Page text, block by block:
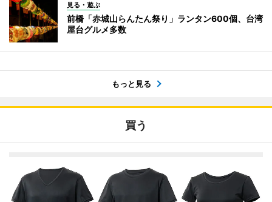
見る・遊ぶ
前橋「赤城山らんたん祭り」ランタン600個、台湾
屋台グルメ多数
もっと見る
買う